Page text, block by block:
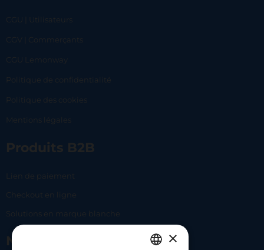
CGU | Utilisateurs
CGV | Commerçants
CGU Lemonway
Politique de confidentialité
Politique des cookies
Mentions légales
Produits B2B
Lien de paiement
Checkout en ligne
Solutions en marque blanche
Nous contacter ×